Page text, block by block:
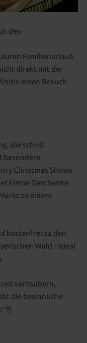
den
Familienurlaub
direkt mit der
einen Besuch
die schrill
besondere
Christmas Shows
kleine Geschenke
zu einem
kostenfrei zu den
Wald – ideal
verzaubern,
die besinnliche
🎅